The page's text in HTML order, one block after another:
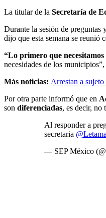
La titular de la Secretaría de
Durante la sesión de preguntas
dijo que esta semana se reunió
“Lo primero que necesitamos
necesidades de los
Más noticias: Arrestan a
Por otra parte informó que en
son diferenciadas, es decir, no
Al responder a
secretaria
— SEP México